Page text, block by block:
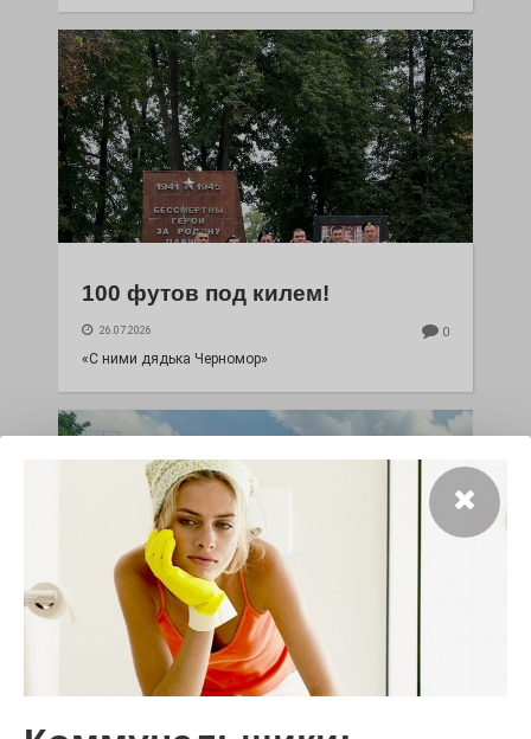
100 футов под килем!
26.07.2026 0
«С ними дядька Черномор»
Юбилейным курсом